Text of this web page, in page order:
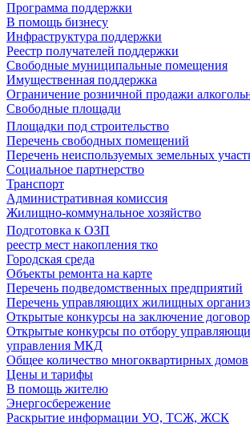
Программа поддержки
В помощь бизнесу
Инфраструктура поддержки
Реестр получателей поддержки
Свободные муниципальные помещения
Имущественная поддержка
Ограничение розничной продажи
Свободные площади
Площадки под строительство
Перечень свободных помещений
Перечень неиспользуемых земельных
Социальное партнерство
Транспорт
Административная комиссия
Жилищно-коммунальное хозяйство
Подготовка к ОЗП
реестр мест накопления тко
Городская среда
Объекты ремонта на карте
Перечень подведомственных предприятий
Перечень управляющих жилищных
Открытые конкурсы на заключение
Открытые конкурсы по отбору
управления МКД
Общее количество многоквартирных домов
Цены и тарифы
В помощь жителю
Энергосбережение
Раскрытие информации УО, ТСЖ, ЖСК